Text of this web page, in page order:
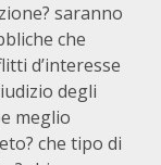
saranno
che
d’interesse
degli
meglio
che tipo di